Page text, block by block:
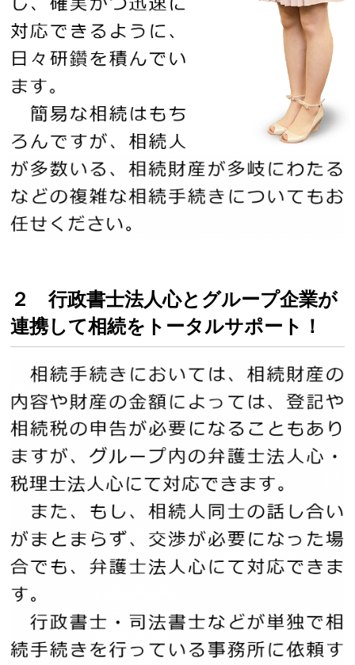
２ 行政書士法人心とグループ企業が
連携して相続をトータルサポート！